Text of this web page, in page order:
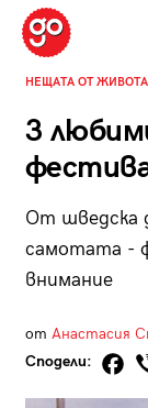
НЕЩАТА ОТ ЖИВОТА
3
От шведска
самотата -
внимание
от Анастасия
Сподели: